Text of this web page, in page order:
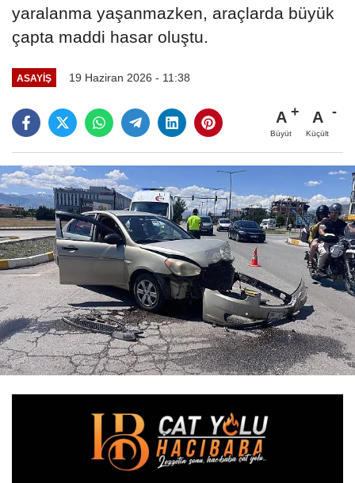
yaralanma yaşanmazken, araçlarda büyük
çapta maddi hasar oluştu.
ASAYİŞ 19 Haziran 2026 - 11:38
A
Büyüt
A
Küçült